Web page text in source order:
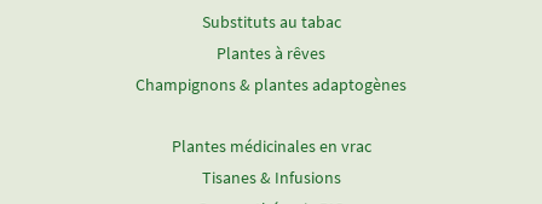
Substituts au tabac
Plantes à rêves
Champignons & plantes adaptogènes
Plantes médicinales en vrac
Tisanes & Infusions